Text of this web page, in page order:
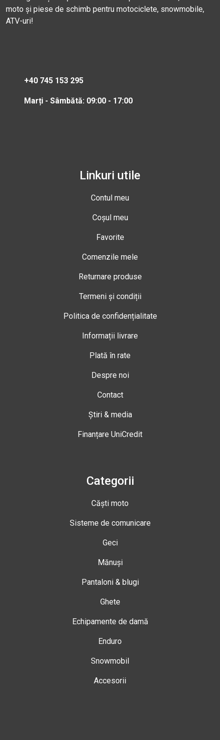
moto și piese de schimb pentru motociclete, snowmobile,
ATV-uri!
+40 745 153 295
Marți - Sâmbătă: 09:00 - 17:00
Linkuri utile
Contul meu
Coșul meu
Favorite
Comenzile mele
Returnare produse
Termeni și condiții
Politica de confidențialitate
Informații livrare
Plată în rate
Despre noi
Contact
Știri & media
Finanțare UniCredit
Categorii
Căști moto
Sisteme de comunicare
Geci
Mănuși
Pantaloni & blugi
Ghete
Echipamente de damă
Enduro
Snowmobil
Accesorii